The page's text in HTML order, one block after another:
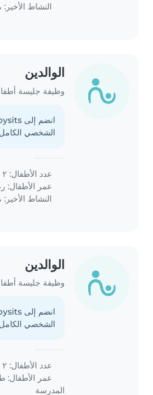
النشاط
الوالدين
وظيفة جليسة
الشخصي
عدد الأطفال: ٢
عمر الأطفال:
النشاط
الوالدين
وظيفة جليسة
الشخصي
عدد الأطفال: ٢
عمر الأطفال:
المدرسة